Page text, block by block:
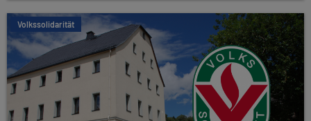
Volkssolidarität